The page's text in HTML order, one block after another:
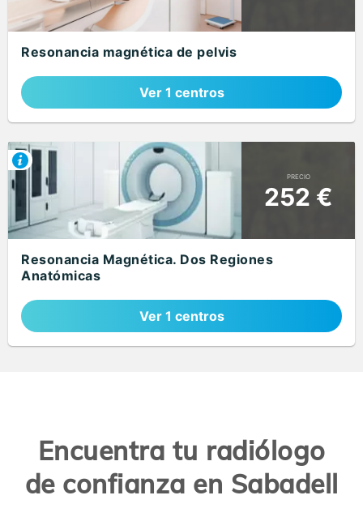
Resonancia magnética de pelvis
Ver 1 centros
PRECIO
252 €
Resonancia Magnética. Dos Regiones
Anatómicas
Ver 1 centros
Encuentra tu radiólogo
de confianza en Sabadell